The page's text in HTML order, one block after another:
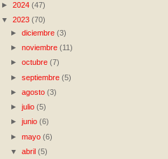
► 2024 (47)
▼ 2023 (70)
►diciembre(3)
►noviembre(11)
►octubre(7)
►septiembre(5)
►agosto(3)
►julio(5)
►junio(6)
►mayo(6)
▼abril(5)